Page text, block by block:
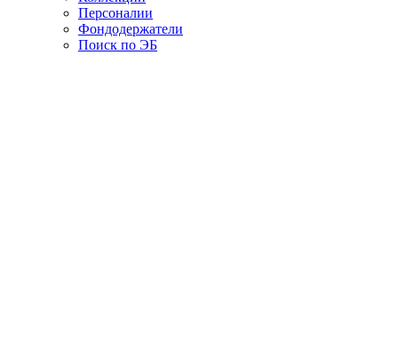
Персоналии
Фондодержатели
Поиск по ЭБ